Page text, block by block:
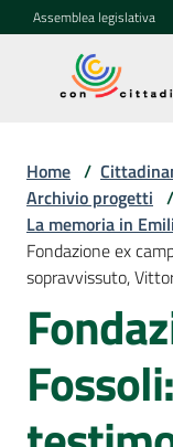
Vai al contenuto
Vai alla navigazione
Vai al footer
Assemblea legislativa
Concittadini
Porte
aperte
in
Assemblea
Mostre
Home /
Archivio progetti /
La memoria in
Fondazione ex
sopravvissuto,